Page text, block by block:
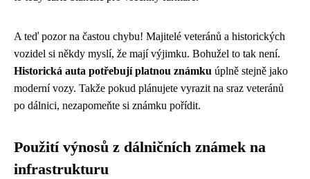
A teď pozor na častou chybu! Majitelé veteránů a historických
vozidel si někdy myslí, že mají výjimku. Bohužel to tak není.
Historická auta potřebují platnou známku úplně stejně jako
moderní vozy. Takže pokud plánujete vyrazit na sraz veteránů
po dálnici, nezapomeňte si známku pořídit.
Použití výnosů z dálničních známek na
infrastrukturu